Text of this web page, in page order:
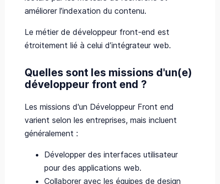
améliorer l’indexation du contenu.
Le métier de développeur front-end est
étroitement lié à celui d’intégrateur web.
Quelles sont les missions d'un(e)
développeur front end ?
Les missions d'un Développeur Front end
varient selon les entreprises, mais incluent
généralement :
Développer des interfaces utilisateur
pour des applications web.
Collaborer avec les équipes de design